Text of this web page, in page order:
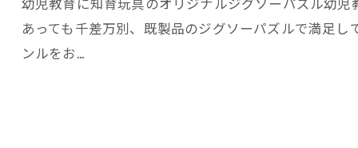
あっても千差万別、既製品のジグソーパズルで満足
ンルをお…